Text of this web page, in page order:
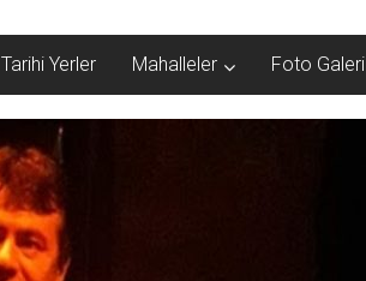
Tarihi Yerler Mahalleler Foto Galeri